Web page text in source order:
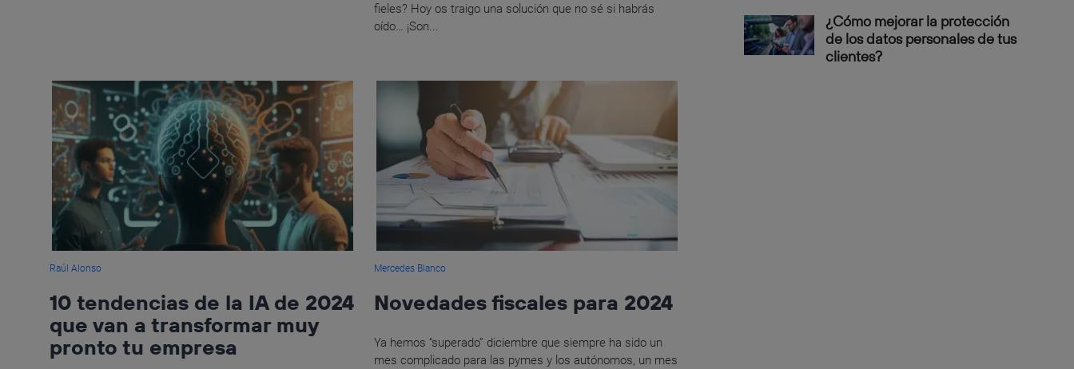
fieles? Hoy os traigo una solución que no sé si habrás
oído… ¡Son...
Raúl Alonso
10 tendencias de la IA de 2024
que van a transformar muy
pronto tu empresa
Mercedes Blanco
Novedades fiscales para 2024
Ya hemos “superado” diciembre que siempre ha sido un
mes complicado para las pymes y los autónomos, un mes
¿Cómo mejorar la protección
de los datos personales de tus
clientes?